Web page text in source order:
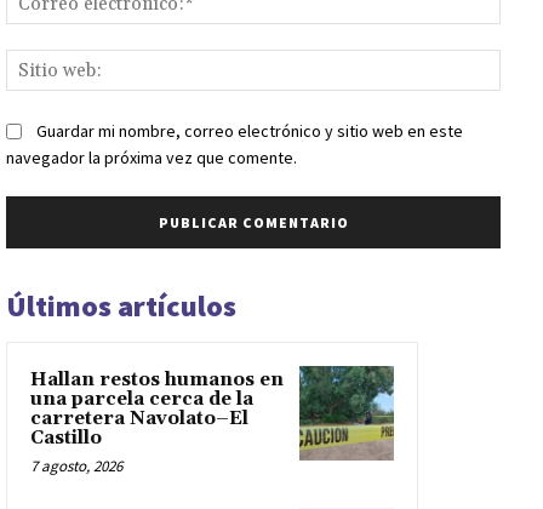
web:
Guardar mi nombre, correo electrónico y sitio web en este
navegador la próxima vez que comente.
Últimos artículos
Hallan restos humanos en
una parcela cerca de la
carretera Navolato–El
Castillo
7 agosto, 2026